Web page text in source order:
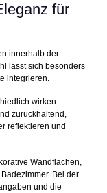
für
innerhalb der
lässt sich besonders
integrieren.
wirken.
zurückhaltend,
reflektieren und
Wandflächen,
Bei der
und die